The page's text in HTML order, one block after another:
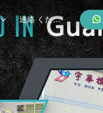
連絡 ください